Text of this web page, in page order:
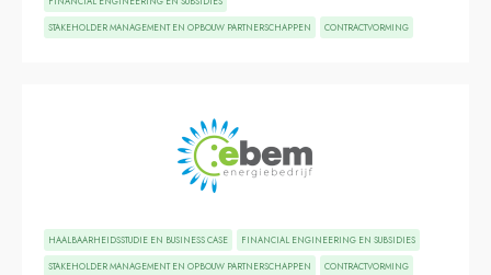
STAKEHOLDER MANAGEMENT EN OPBOUW PARTNERSCHAPPEN
CONTRACTVORMING
HAALBAARHEIDSSTUDIE EN BUSINESS CASE
FINANCIAL ENGINEERING EN SUBSIDIES
STAKEHOLDER MANAGEMENT EN OPBOUW PARTNERSCHAPPEN
CONTRACTVORMING